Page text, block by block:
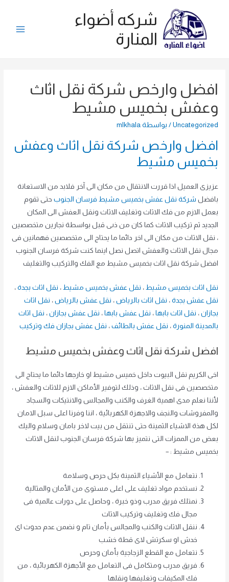
شركه أضواء
المنارة
افضل وارخص شركة نقل اثاث
وعفش بخميس مشيط
Uncategorized/ بواسطة mlkhala
افضل وارخص شركة نقل اثاث وعفش
بخميس مشيط
عزيزى العميل اذا قررت الانتقال من مكان الى آخر فلابد من الاستعانة
بافضلشركة نقل عفش بخميس مشيط فرسان الجنوبحتى تقوم
بعمل الازم من فك الاثاث وتغليف الاثاث ونقل العفش الى المكان
الجديد ثم تركيب الاثاث كما كان من ذىى قبل بواسطة نجارين متخصصين
، نقل الاثاث من مكان الى اخر دائما ما يحتاج الى متخصصين فهمانين فى
مجال نقل الاثاث والعفش اتصل نصل اينما كنت شركة فرسان الجنوب
افضل شركة نقل اثاث بخميس مشيط مع الفك والتركيب والتغليف
نقل اثاث بخميس مشيط،نقل عفش بخميس مشيط،نقل اثاث بجدة،
نقل عفش بجدة،نقل اثاث بالرياض ،نقل عفش بالرياض ،نقل اثاث
بجازان ، نقل اثاث بابها ،نقل عفش بابها ،نقل عفش بجازان ، نقل اثاث
بالمدينة المنورة،نقل عفش بالطائف ،نقل عفش بجازان فك وتركيب
افضل شركة نقل اثاث وعفش بخميس مشيط
اخى الكريم نقل البيوت داخل خميس مشيط او خارجها دائما ما يحتاج الى
متخصصين فى نقل الاثاث ، وذلك لتوفير الأماكن الازم للاثاث والعفش ،
لأننا نعلم مدى اهمية الغرف والكنب والمجالس والانتيكات والسجاد
والمفروشات والنجف والاجهزة الكهربائية ، اننا وفرنا اعلى سبل الامان
لكل هذة الاشياء الثمينة حتى تنتقل من بيت لاخر بامان وسلام واليك
بعض من الممزات التى نتميز بها شركة فرسان الجنوب لنقل الاثاث
بخميس مشيط : –
نتعامل مع الأشياء الثمينة بكل حرص وسلامة
نستخدم مواد تغليف على اعلى مستوى من الأمان والمثالية
نمتلك فريق مدرب وذو خبرة ، وحاصل على دورات عالمية فى
مجال فك وتغليف وتركيب الاثاث
ننقل الاثاث والكنب والمجالس بأمان تام و نضمن عدم حدوث اى
خدش او سكرتش لاى قطة خشب
نتعامل مع القطع الزجاجية بأمان وحرص
فريق مدرب ومتكامل فى التعامل مع الأجهزة الكهربائية ، من
فك المكيفات وتغليفها ونقلها